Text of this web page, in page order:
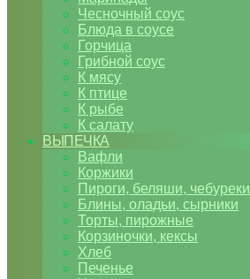
Чесночный соус
Блюда в соусе
Горчица
Грибной соус
К мясу
К птице
К рыбе
К салату
ВЫПЕЧКА
Вафли
Коржики
Пироги, беляши, чебуреки
Блины, оладьи, сырники
Торты, пирожные
Корзиночки, кексы
Хлеб
Печенье